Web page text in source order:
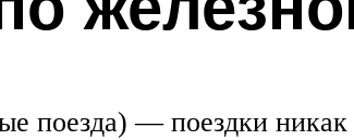
поезда) — поездки